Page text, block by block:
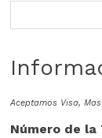
Aceptamos Visa,
Número de la